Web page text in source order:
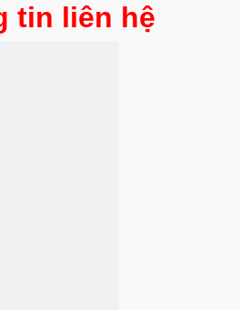
tin liên hệ